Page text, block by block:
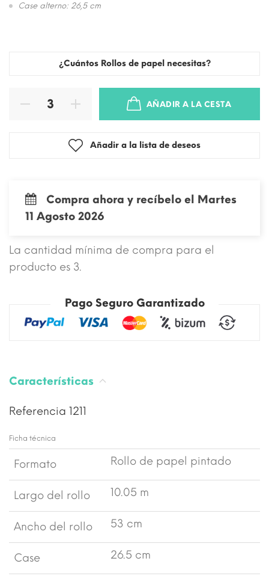
Case alterno: 26,5 cm
¿Cuántos Rollos de papel necesitas?
AÑADIR A LA CESTA
Añadir a la lista de deseos
Compra ahora y recíbelo el Martes
11 Agosto 2026
La cantidad mínima de compra para el
producto es 3.
Pago Seguro Garantizado
Características
Referencia 1211
Ficha técnica
Formato Rollo de papel pintado
Largo del rollo 10.05 m
Ancho del rollo 53 cm
Case 26.5 cm